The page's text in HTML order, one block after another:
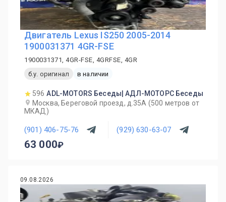
Двигатель Lexus IS250 2005-2014
1900031371 4GR-FSE
1900031371, 4GR-FSE, 4GRFSE, 4GR
б.у. оригинал
в наличии
596 ADL-MOTORS Беседы| АДЛ-МОТОРС Беседы
Москва, Береговой проезд, д.35А (500 метров от
МКАД)
(901) 406-75-76 (929) 630-63-07
63 000
09.08.2026